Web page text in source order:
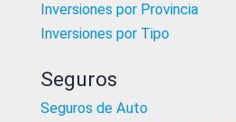
Inversiones por Provincia
Inversiones por Tipo
Seguros
Seguros de Auto